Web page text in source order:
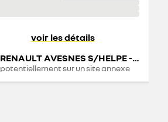
voir les détails
RENAULT AVESNES S/HELPE - GROUPE GGP
potentiellement sur un site annexe